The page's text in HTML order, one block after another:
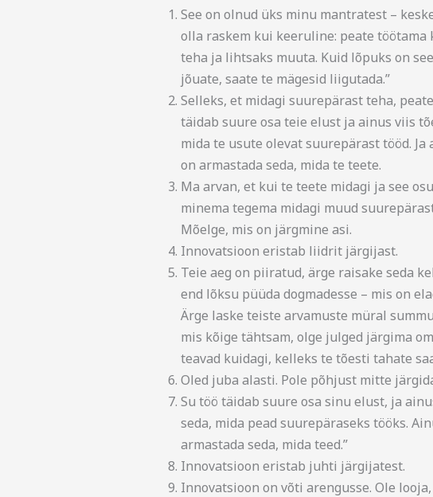
See on olnud üks minu mantratest –
olla raskem kui keeruline: peate
teha ja lihtsaks muuta. Kuid lõpuks on
jõuate, saate te mägesid liigutada.”
Selleks, et midagi suurepärast teha,
täidab suure osa teie elust ja ainus viis
mida te usute olevat suurepärast tööd.
on armastada seda, mida te teete.
Ma arvan, et kui te teete midagi ja see
minema tegema midagi muud
Mõelge, mis on järgmine asi.
Innovatsioon eristab liidrit järgijast.
Teie aeg on piiratud, ärge raisake seda
end lõksu püüda dogmadesse – mis on
Ärge laske teiste arvamuste müral
mis kõige tähtsam, olge julged järgima
teavad kuidagi, kelleks te tõesti tahate
Oled juba alasti. Pole põhjust mitte
Su töö täidab suure osa sinu elust, ja
seda, mida pead suurepäraseks tööks.
armastada seda, mida teed.”
Innovatsioon eristab juhti järgijatest.
Innovatsioon on võti arengusse. Ole